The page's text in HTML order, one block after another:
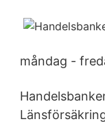
måndag -